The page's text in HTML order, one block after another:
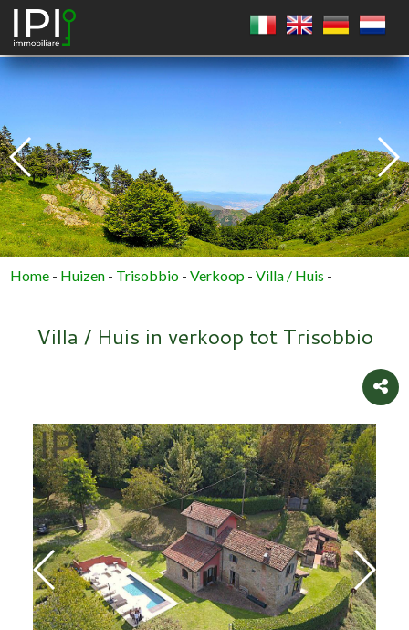
Home - Huizen - Trisobbio -Verkoop -Villa / Huis -
Villa / Huis in verkoop tot Trisobbio
VEELHOEK